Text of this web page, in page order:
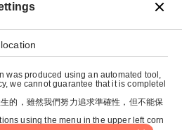
was produced using an automated tool,
we cannot guarantee that it is completel
的，雖然我們努力追求準確性，但不能保
using the menu in the upper left corn